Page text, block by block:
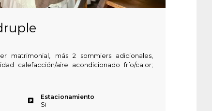
matrimonial, más 2 sommiers adicionales,
calefacción/aire acondicionado frío/calor;
Estacionamiento
Si